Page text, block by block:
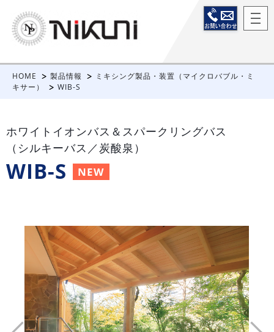
HOME 製品情報
ミキシング製品・装置（マイクロバブル・ミ
キサー）
WIB-S
ホワイトイオンバス＆スパークリングバス
（シルキーバス／炭酸泉）
WIB-S NEW